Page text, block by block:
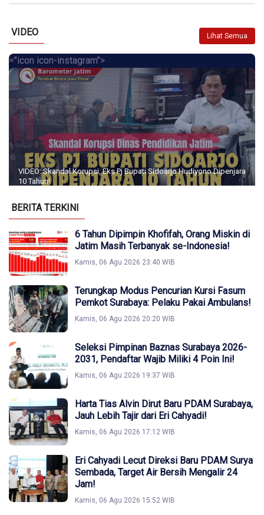
VIDEO Lihat Semua
="icon icon-instagram">
VIDEO: Skandal Korupsi, Eks Pj Bupati Sidoarjo Hudiyono Dipenjara
10 Tahun!
BERITA TERKINI
6 Tahun Dipimpin Khofifah, Orang Miskin di
Jatim Masih Terbanyak se-Indonesia!
Kamis, 06 Agu 2026 23:40 WIB
Terungkap Modus Pencurian Kursi Fasum
Pemkot Surabaya: Pelaku Pakai Ambulans!
Kamis, 06 Agu 2026 20:20 WIB
Seleksi Pimpinan Baznas Surabaya 2026-
2031, Pendaftar Wajib Miliki 4 Poin Ini!
Kamis, 06 Agu 2026 19:37 WIB
Harta Tias Alvin Dirut Baru PDAM Surabaya,
Jauh Lebih Tajir dari Eri Cahyadi!
Kamis, 06 Agu 2026 17:12 WIB
Eri Cahyadi Lecut Direksi Baru PDAM Surya
Sembada, Target Air Bersih Mengalir 24
Jam!
Kamis, 06 Agu 2026 15:52 WIB